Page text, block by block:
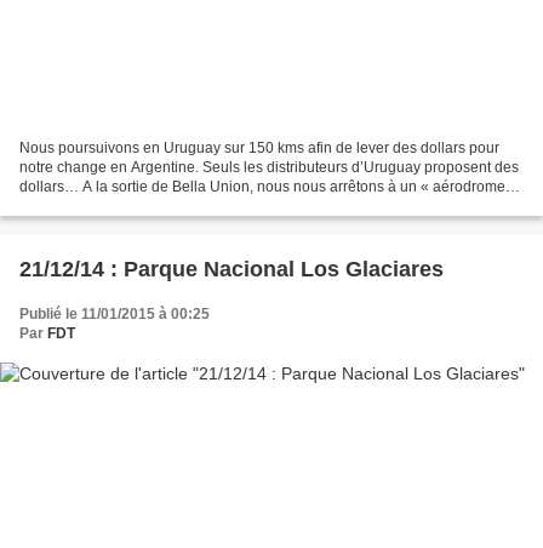
Nous poursuivons en Uruguay sur 150 kms afin de lever des dollars pour
notre change en Argentine. Seuls les distributeurs d’Uruguay proposent des
dollars… A la sortie de Bella Union, nous nous arrêtons à un « aérodrome
21/12/14 : Parque Nacional Los Glaciares
Publié le 11/01/2015 à 00:25
Par FDT